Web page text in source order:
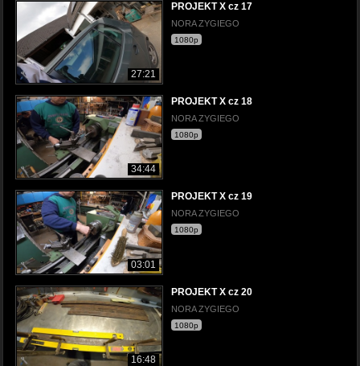
27:21
PROJEKT X cz 17
NORA ZYGIEGO
1080p
34:44
PROJEKT X cz 18
NORA ZYGIEGO
1080p
03:01
PROJEKT X cz 19
NORA ZYGIEGO
1080p
16:48
PROJEKT X cz 20
NORA ZYGIEGO
1080p